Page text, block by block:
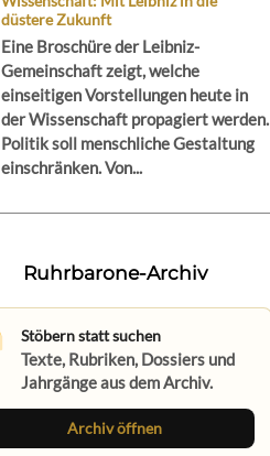
düstere Zukunft
Eine Broschüre der Leibniz-
Gemeinschaft zeigt, welche
einseitigen Vorstellungen heute in
der Wissenschaft propagiert werden.
Politik soll menschliche Gestaltung
einschränken. Von...
Ruhrbarone-Archiv
Stöbern statt suchen
Texte, Rubriken, Dossiers und
Jahrgänge aus dem Archiv.
Archiv öffnen